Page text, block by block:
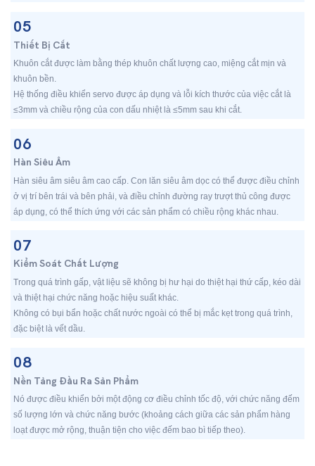
05
Thiết Bị Cắt
Khuôn cắt được làm bằng thép khuôn chất lượng cao, miệng cắt mịn và
khuôn bền.
Hệ thống điều khiển servo được áp dụng và lỗi kích thước của việc cắt là
≤3mm và chiều rộng của con dấu nhiệt là ≤5mm sau khi cắt.
06
Hàn Siêu Âm
Hàn siêu âm siêu âm cao cấp. Con lăn siêu âm dọc có thể được điều chỉnh
ở vị trí bên trái và bên phải, và điều chỉnh đường ray trượt thủ công được
áp dụng, có thể thích ứng với các sản phẩm có chiều rộng khác nhau.
07
Kiểm Soát Chất Lượng
Trong quá trình gấp, vật liệu sẽ không bị hư hại do thiệt hại thứ cấp, kéo dài
và thiệt hại chức năng hoặc hiệu suất khác.
Không có bụi bẩn hoặc chất nước ngoài có thể bị mắc kẹt trong quá trình,
đặc biệt là vết dầu.
08
Nền Tảng Đầu Ra Sản Phẩm
Nó được điều khiển bởi một động cơ điều chỉnh tốc độ, với chức năng đếm
số lượng lớn và chức năng bước (khoảng cách giữa các sản phẩm hàng
loạt được mở rộng, thuận tiện cho việc đếm bao bì tiếp theo).